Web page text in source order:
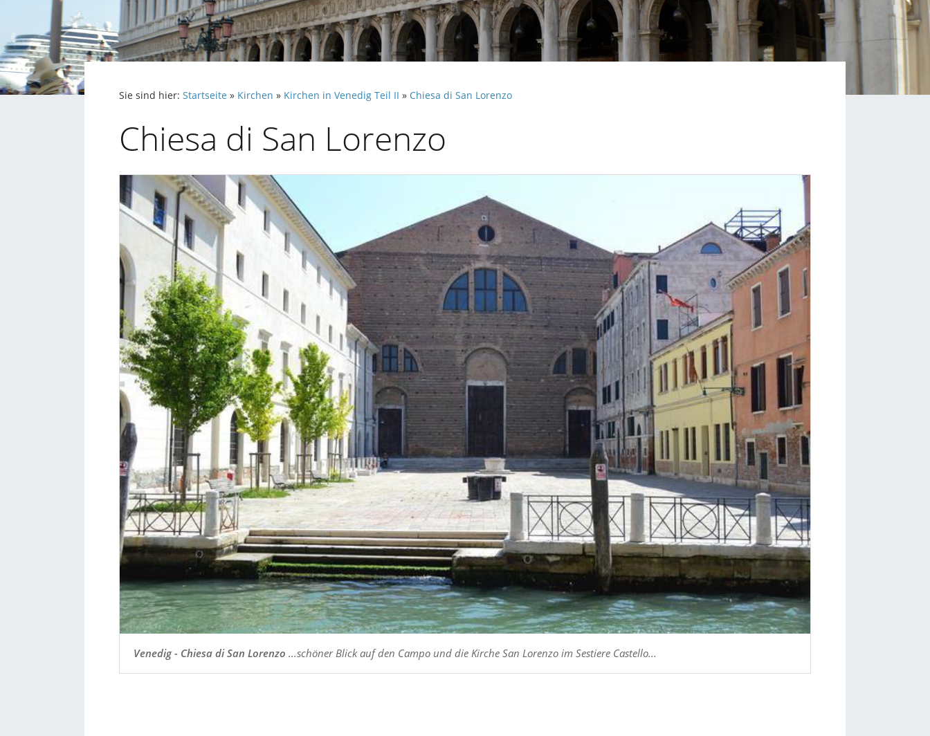
Sie sind hier: Startseite » Kirchen » Kirchen in Venedig Teil II » Chiesa di San Lorenzo
Chiesa di San Lorenzo
Venedig - Chiesa di San Lorenzo ...schöner Blick auf den Campo und die Kirche San Lorenzo im Sestiere Castello...